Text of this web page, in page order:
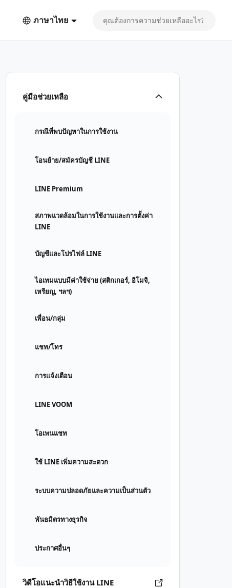
ภาษาไทย
คู่มือช่วยเหลือ
กรณีที่พบปัญหาในการใช้งาน
โอนย้าย/สมัครบัญชี LINE
LINE Premium
สภาพแวดล้อมในการใช้งานและการตั้งค่า
LINE
บัญชีและโปรไฟล์ LINE
ไอเทมแบบมีค่าใช้จ่าย (สติกเกอร์, อิโมจิ,
เหรียญ, ฯลฯ)
เพื่อน/กลุ่ม
แชท/โทร
การแจ้งเตือน
LINE VOOM
โอเพนแชท
ใช้ LINE เพิ่มความสะดวก
ระบบความปลอดภัยและความเป็นส่วนตัว
พันธมิตรทางธุรกิจ
ประกาศอื่นๆ
วิดีโอแนะนำวิธีใช้งาน LINE